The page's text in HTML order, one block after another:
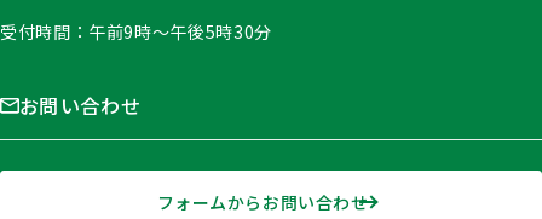
受付時間：午前9時〜午後5時30分
お問い合わせ
フォームからお問い合わせ